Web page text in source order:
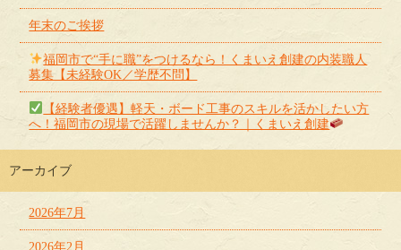
年末のご挨拶
福岡市で“手に職”をつけるなら！くまいえ創建の内装職人
募集【未経験OK／学歴不問】
【経験者優遇】軽天・ボード工事のスキルを活かしたい方
へ！福岡市の現場で活躍しませんか？｜くまいえ創建
アーカイブ
2026年7月
2026年2月